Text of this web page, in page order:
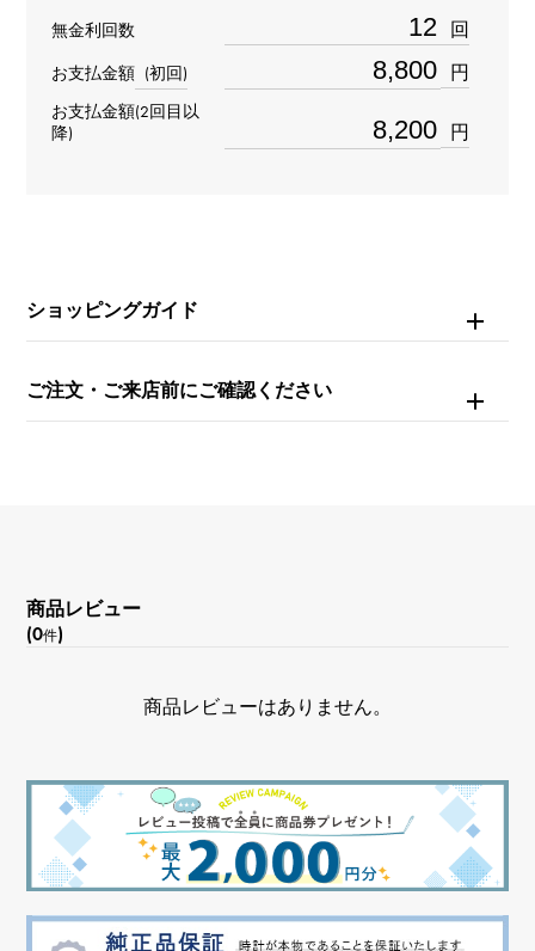
石種
無金利回数 回
お支払金額 (初回) 円
お支払金額(2回目以
降)
円
ショッピングガイド
ご注文・ご来店前にご確認ください
商品レビュー
(0件)
商品レビューはありません。